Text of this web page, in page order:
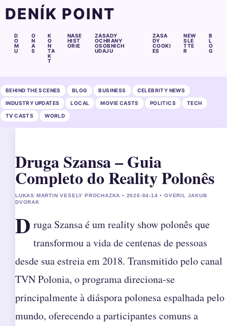
DENÍK POINT
D
O
M
U
O
N
A
S
K
O
N
TA
K
T
NASE
HIST
ORIE
ZASADY
OCHRANY
OSOBNICH
UDAJU
ZASA
DY
COOKI
ES
NEW
SLE
TTE
R
B
L
O
G
BEHIND THE SCENES BLOG BUSINESS CELEBRITY NEWS
INDUSTRY UPDATES LOCAL MOVIE CASTS POLITICS TECH
TV CASTS WORLD
Druga Szansa – Guia
Completo do Reality Polonês
LUKAS MARTIN VESELY PROCHAZKA • 2026-04-14 • OVERIL JAKUB
DVORAK
D ruga Szansa é um reality show polonês que
transformou a vida de centenas de pessoas
desde sua estreia em 2018. Transmitido pelo canal
TVN Polonia, o programa direciona-se
principalmente à diáspora polonesa espalhada pelo
mundo, oferecendo a participantes comuns a